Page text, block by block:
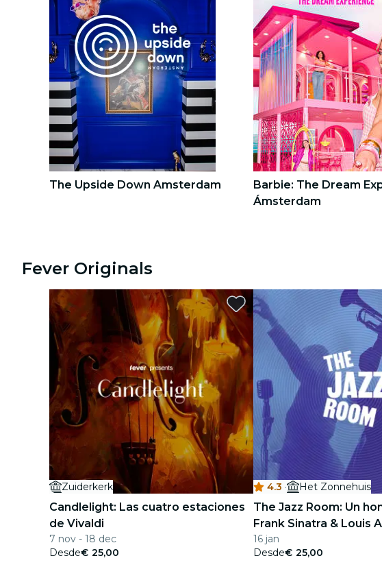
exposiciones
Seúl
recorridos por la ciudad
conciertos
cine
The Upside Down Amsterdam
Barbie: The Dream
Ámsterdam
Fever Originals
Zuiderkerk
Candlelight: Las cuatro estaciones
de Vivaldi
7 nov - 18 dec
Desde€ 25,00
4.3 · Het Zonnehuis
The Jazz Room: Un
Frank Sinatra & Louis
16 jan
Desde€ 25,00